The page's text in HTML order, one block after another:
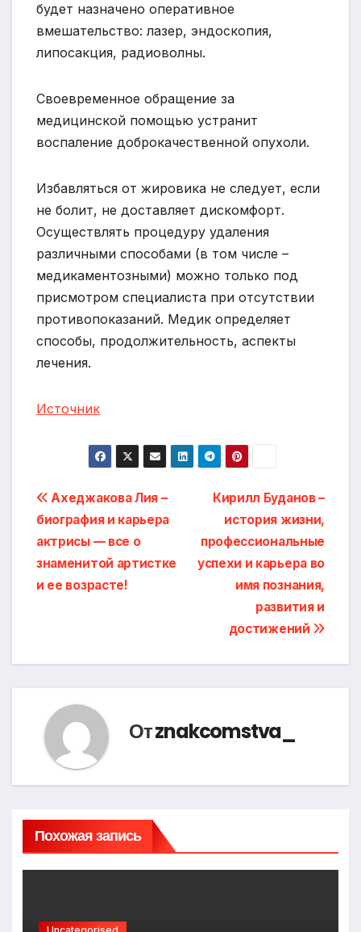
будет назначено оперативное
вмешательство: лазер, эндоскопия,
липосакция, радиоволны.
Своевременное обращение за
медицинской помощью устранит
воспаление доброкачественной опухоли.
Избавляться от жировика не следует, если
не болит, не доставляет дискомфорт.
Осуществлять процедуру удаления
различными способами (в том числе –
медикаментозными) можно только под
присмотром специалиста при отсутствии
противопоказаний. Медик определяет
способы, продолжительность, аспекты
лечения.
Источник
Навигация
по
записям
Кирилл Буданов –
история жизни,
профессиональные
успехи и карьера во
имя познания,
развития и
достижений
Ахеджакова Лия –
биография и карьера
актрисы — все о
знаменитой артистке
и ее возрасте!
Отznakcomstva_
Похожая запись